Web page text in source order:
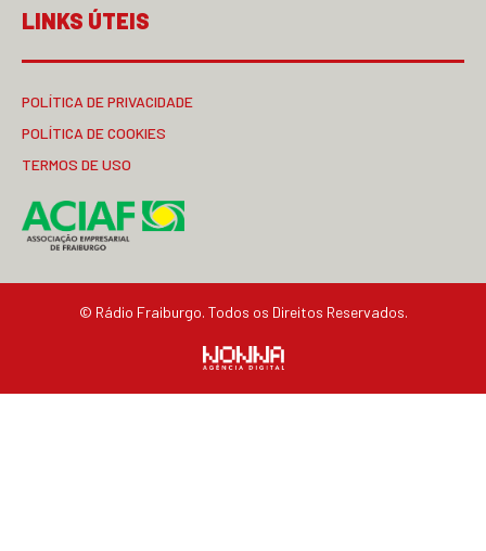
LINKS ÚTEIS
POLÍTICA DE PRIVACIDADE
POLÍTICA DE COOKIES
TERMOS DE USO
© Rádio Fraiburgo. Todos os Direitos Reservados.